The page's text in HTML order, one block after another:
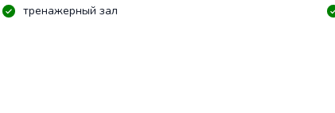
тренажерный зал